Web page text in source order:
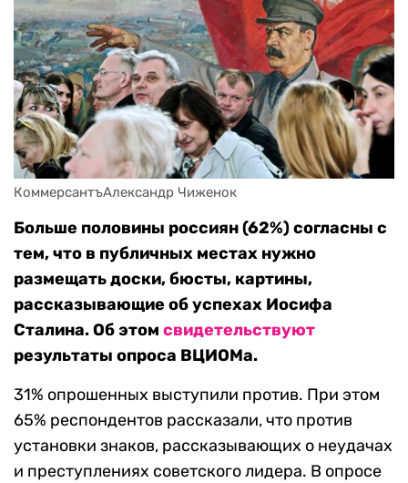
КоммерсантъАлександр Чиженок
Больше половины россиян (62%) согласны с
тем, что в публичных местах нужно
размещать доски, бюсты, картины,
рассказывающие об успехах Иосифа
Сталина. Об этом свидетельствуют
результаты опроса ВЦИОМа.
31% опрошенных выступили против. При этом
65% респондентов рассказали, что против
установки знаков, рассказывающих о неудачах
и преступлениях советского лидера. В опросе